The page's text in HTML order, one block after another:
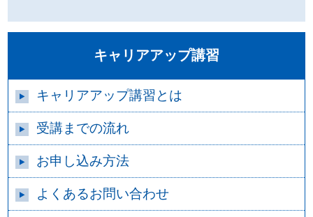
キャリアアップ講習
キャリアアップ講習とは
受講までの流れ
お申し込み方法
よくあるお問い合わせ